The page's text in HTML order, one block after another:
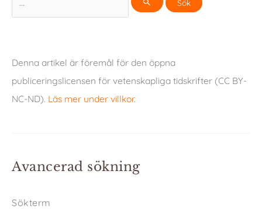
efter:
Denna artikel är föremål för den öppna
publiceringslicensen för vetenskapliga tidskrifter (CC BY-
NC-ND). Läs mer under villkor.
Avancerad sökning
Sökterm